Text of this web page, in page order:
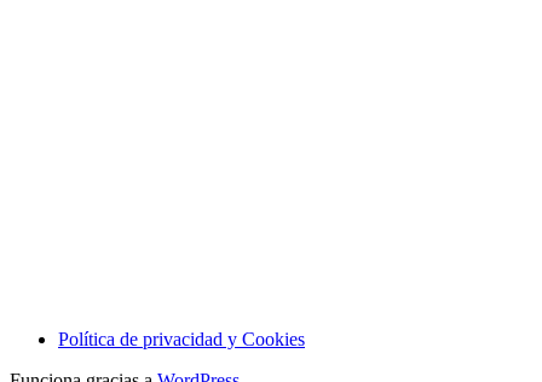
Política de privacidad y Cookies